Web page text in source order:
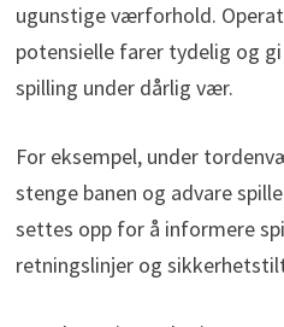
ugunstige værforhold.
potensielle farer tydelig og
spilling under dårlig vær.
For eksempel, under
stenge banen og advare
settes opp for å informere
retningslinjer og